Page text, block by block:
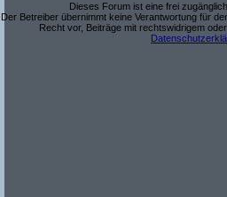
Dieses Forum ist eine frei
Der Betreiber übernimmt keine Verantwortung für
Recht vor, Beiträge mit rechtswidrigem